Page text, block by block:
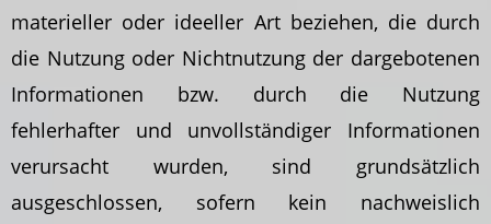
materieller oder ideeller Art beziehen, die durch
die Nutzung oder Nichtnutzung der dargebotenen
Informationen bzw. durch die Nutzung
fehlerhafter und unvollständiger Informationen
verursacht wurden, sind grundsätzlich
ausgeschlossen, sofern kein nachweislich